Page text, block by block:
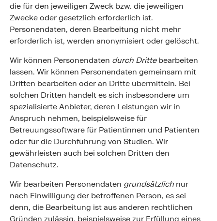
die für den jeweiligen Zweck bzw. die jeweiligen
Zwecke oder gesetzlich erforderlich ist.
Personendaten, deren Bearbeitung nicht mehr
erforderlich ist, werden anonymisiert oder gelöscht.
Wir können Personendaten durch Drittebearbeiten
lassen. Wir können Personendaten gemeinsam mit
Dritten bearbeiten oder an Dritte übermitteln. Bei
solchen Dritten handelt es sich insbesondere um
spezialisierte Anbieter, deren Leistungen wir in
Anspruch nehmen, beispielsweise für
Betreuungssoftware für Patientinnen und Patienten
oder für die Durchführung von Studien. Wir
gewährleisten auch bei solchen Dritten den
Datenschutz.
Wir bearbeiten Personendaten grundsätzlich nur
nach Einwilligung der betroffenen Person, es sei
denn, die Bearbeitung ist aus anderen rechtlichen
Gründen zulässig, beispielsweise zur Erfüllung eines